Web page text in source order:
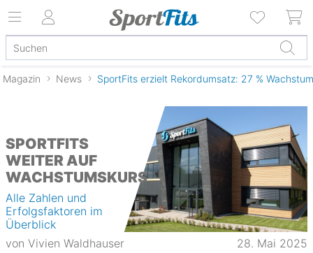
Magazin News SportFits erzielt Rekordumsatz: 27 %
SPORTFITS
WEITER AUF
WACHSTUMSKURS
Alle Zahlen und
Erfolgsfaktoren im
Überblick
von Vivien Waldhauser 28. Mai 2025